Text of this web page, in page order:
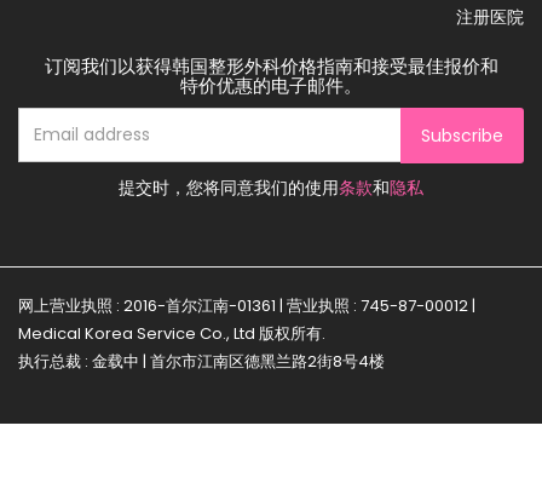
注册医院
订阅我们以获得韩国整形外科价格指南和接受最佳报价和
特价优惠的电子邮件。
Subscribe
提交时，您将同意我们的使用条款和隐私
网上营业执照 : 2016-首尔江南-01361 | 营业执照 : 745-87-00012 |
Medical Korea Service Co., Ltd 版权所有.
执行总裁 : 金载中 | 首尔市江南区德黑兰路2街8号4楼